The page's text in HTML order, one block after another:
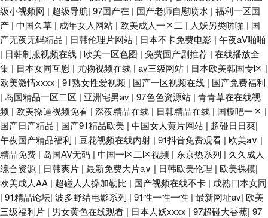
级小视频网 | 超级导航| 97国产在 | 国产老师自慰喷水 | 福利一区国
产 | 中国久草 | 成年女人网站 | 欧美成人一区二 | 人妖另类啪啪 | 国
产无夜无码精品 | 日韩伦理片网站 | 日本不卡免费电影 | 午夜aV啪啪
| 日韩制服视频在线 | 欧美一区色图 | 免费国产剧推荐 | 在线播放全
集 | 日本女同互慰 | 尤物视频在线 | av三级网站 | 日本欧美韩国专区 |
欧美激情xxxx | 91熟女性爱视频 | 国产一区视频在线 | 国产免费福利
| 岛国精品一区二区 | 亚洲宅男av | 97色色资源站 | 青青草在在线视
频 | 欧美操逼视频免看 | 深夜精品在线 | 日韩精品在线 | 国模吧一区 |
国产日产精品 | 国产91精品欧美 | 中国女人黄片网站 | 超碰日日爽|
午夜国产精品福利 | 豆花视频在线内射 | 91抖音免费观看 | 欧美a∨ |
精品免费 | 岛国AV无码 | 中国一区二区视频 | 东京热系列 | 久久成人
综合资源 | 日韩爽片 | 最新免费大片a∨ | 日韩欧美伦理 | 欧美裸模|
欧美成人AA | 超碰人人操加勒比 | 国产视频在线不卡 | 成熟曰本女同
| 91精品论坛| 波多野结电影系列 | 91性一性一性 | 最新网址av| 欧美
三级福利片 | 男女黄色在线观看 | 日本人妖xxxx | 97超碰大香蕉| 97